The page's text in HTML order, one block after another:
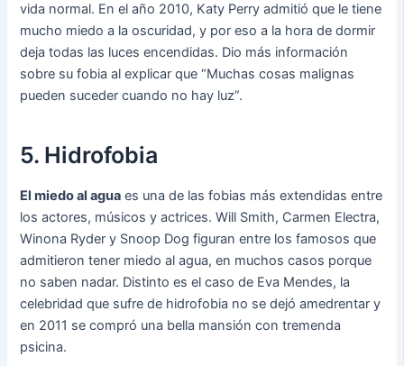
vida normal. En el año 2010, Katy Perry admitió que le tiene
mucho miedo a la oscuridad, y por eso a la hora de dormir
deja todas las luces encendidas. Dio más información
sobre su fobia al explicar que “Muchas cosas malignas
pueden suceder cuando no hay luz”.
5. Hidrofobia
El miedo al agua es una de las fobias más extendidas entre
los actores, músicos y actrices. Will Smith, Carmen Electra,
Winona Ryder y Snoop Dog figuran entre los famosos que
admitieron tener miedo al agua, en muchos casos porque
no saben nadar. Distinto es el caso de Eva Mendes, la
celebridad que sufre de hidrofobia no se dejó amedrentar y
en 2011 se compró una bella mansión con tremenda
psicina.